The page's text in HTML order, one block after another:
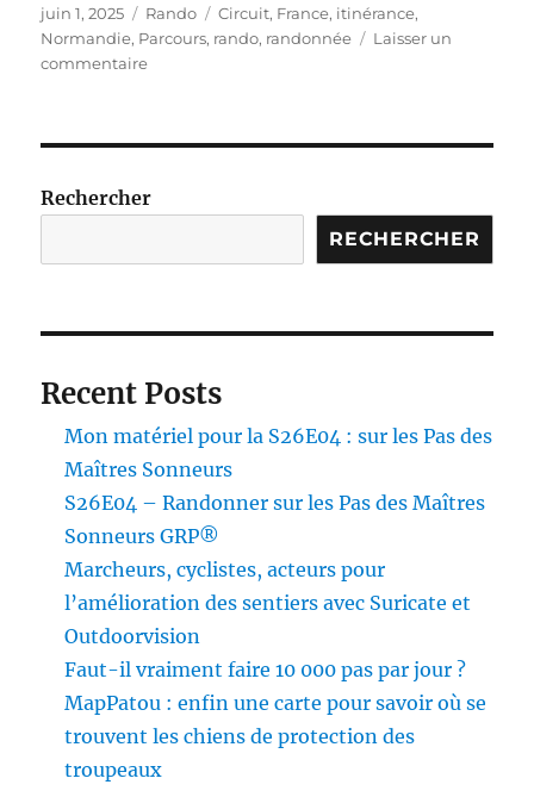
Publié
le
juin 1, 2025 Catégories
Rando Étiquettes
Circuit, France, itinérance,
Normandie, Parcours, rando, randonnée
Laisser un
commentairesur
randonnée
dans
–
4
Rechercher
RECHERCHER
Recent Posts
Mon matériel pour la S26E04 : sur les Pas des
Maîtres Sonneurs
S26E04 – Randonner sur les Pas des Maîtres
Sonneurs GRP®
Marcheurs, cyclistes, acteurs pour
l’amélioration des sentiers avec Suricate et
Outdoorvision
Faut-il vraiment faire 10 000 pas par jour ?
MapPatou : enfin une carte pour savoir où se
trouvent les chiens de protection des
troupeaux